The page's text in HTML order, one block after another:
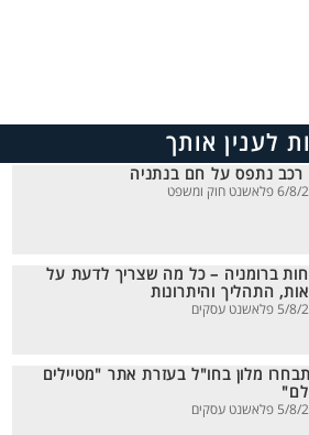
לענין אותך
רכב נתפס על חם בנתניה
חוק ומשפט
ברומניה – כל מה שצריך לדעת על
התהליך והיתרונות
עסקים
מלון בחו"ל בעזרת אתר "מטיילים
עסקים